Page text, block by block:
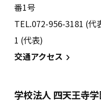
番1号
TEL.072-956-3181 (
1 (代表)
交通アクセス
学校法人 四天王寺学